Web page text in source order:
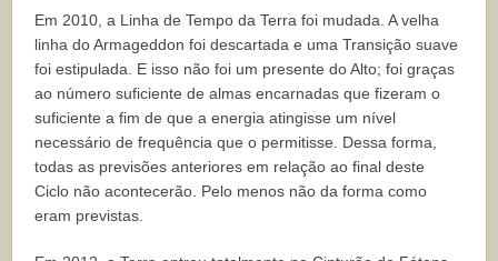
Em 2010, a Linha de Tempo da Terra foi mudada. A velha
linha do Armageddon foi descartada e uma Transição suave
foi estipulada. E isso não foi um presente do Alto; foi graças
ao número suficiente de almas encarnadas que fizeram o
suficiente a fim de que a energia atingisse um nível
necessário de frequência que o permitisse. Dessa forma,
todas as previsões anteriores em relação ao final deste
Ciclo não acontecerão. Pelo menos não da forma como
eram previstas.